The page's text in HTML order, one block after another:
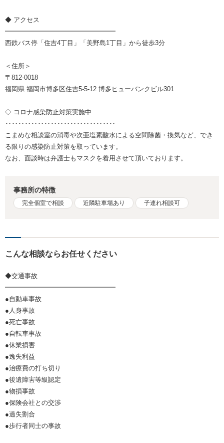
◆ アクセス
━━━━━━━━━━━━━━━━━
西鉄バス停「住吉4丁目」「美野島1丁目」から徒歩3分
＜住所＞
〒812-0018
福岡県 福岡市博多区住吉5-5-12 博多ヒューバンクビル301
◇ コロナ感染防止対策実施中
‥‥‥‥‥‥‥‥‥‥‥‥‥‥‥‥‥
こまめな相談室の消毒や次亜塩素酸水による空間除菌・換気など、でき
る限りの感染防止対策を取っています。
なお、面談時は弁護士もマスクを着用させて頂いております。
事務所の特徴
完全個室で相談 近隣駐車場あり 子連れ相談可
こんな相談ならお任せください
◆交通事故
━━━━━━━━━━━━━━━━━
●自動車事故
●人身事故
●死亡事故
●自転車事故
●休業損害
●逸失利益
●治療費の打ち切り
●後遺障害等級認定
●物損事故
●保険会社との交渉
●過失割合
●歩行者同士の事故